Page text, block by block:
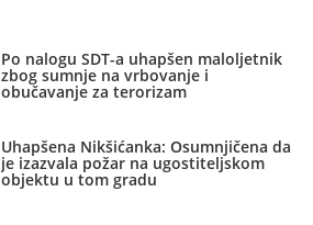
Po nalogu SDT-a uhapšen maloljetnik
zbog sumnje na vrbovanje i
obučavanje za terorizam
Uhapšena Nikšićanka: Osumnjičena da
je izazvala požar na ugostiteljskom
objektu u tom gradu